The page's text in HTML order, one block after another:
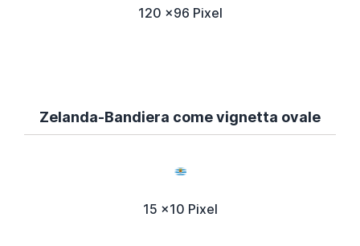
120 x96 Pixel
Zelanda-Bandiera come vignetta ovale
15 x10 Pixel